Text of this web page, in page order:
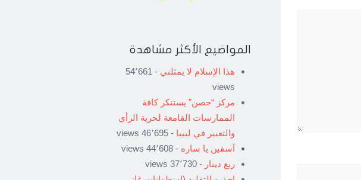
المواضيع الأكثر مشاهدة
هذا الإسلام لا يمثلني
- 54٬661
views
مركز “حصن” يستنكر كافة
الممارسات القامعة لحرية الرأي
والتعبير في ليبيا - 46٬695 views
آسفين يا ساره - 44٬608 views
ربع دينار - 37٬730 views